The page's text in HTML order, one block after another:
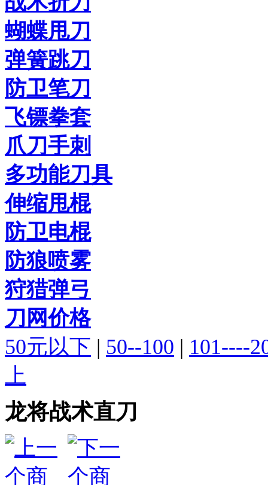
蝴蝶甩刀
弹簧跳刀
防卫笔刀
飞镖拳套
爪刀手刺
多功能刀具
伸缩甩棍
防卫电棍
防狼喷雾
狩猎弹弓
刀网价格
50元以下 | 50--100 | 101----
上
龙将战术直刀